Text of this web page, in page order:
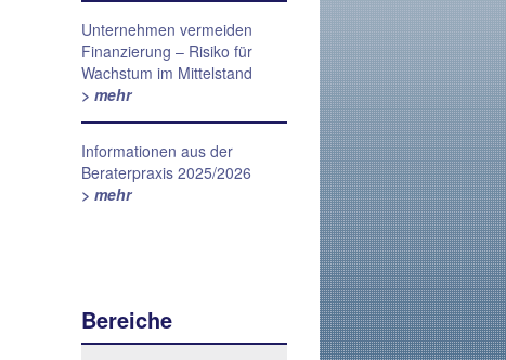
Unternehmen vermeiden
Finanzierung – Risiko für
Wachstum im Mittelstand
> mehr
Informationen aus der
Beraterpraxis 2025/2026
> mehr
Bereiche